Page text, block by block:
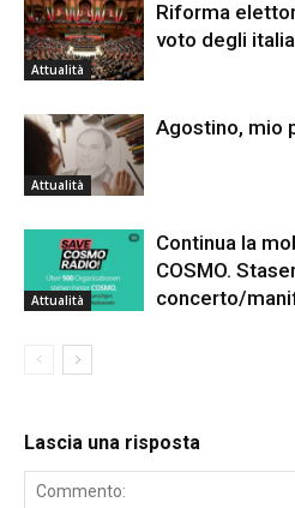
Attualità
Riforma
voto degli
Attualità
Agostino, mio
Attualità
Continua la
COSMO.
concerto/
Lascia una risposta